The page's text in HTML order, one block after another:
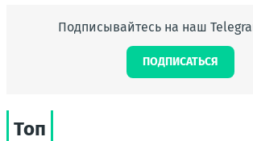
Подписывайтесь на наш
ПОДПИСАТЬСЯ
Топ